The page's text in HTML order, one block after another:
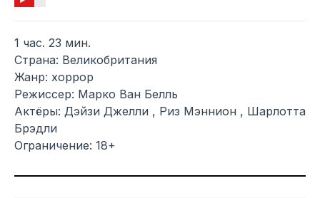
1 час. 23 мин.
Страна: Великобритания
Жанр: хоррор
Режиссер: Марко Ван Белль
Актёры: Дэйзи Джелли , Риз Мэннион , Шарлотта
Брэдли
Ограничение: 18+